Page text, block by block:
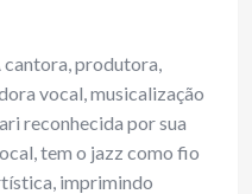
produtora,
vocal, musicalização
reconhecida por sua
tem o jazz como fio
imprimindo